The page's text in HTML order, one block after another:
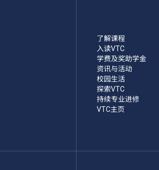
了解课程
入读VTC
学费及奖助学金
资讯与活动
校园生活
探索VTC
持续专业进修
VTC主页